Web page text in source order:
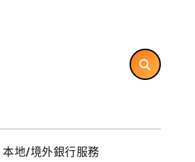
本地/境外銀行服務